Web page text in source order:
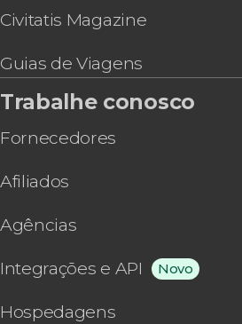
Civitatis Magazine
Guias de Viagens
Trabalhe conosco
Fornecedores
Afiliados
Agências
Integrações e API Novo
Hospedagens